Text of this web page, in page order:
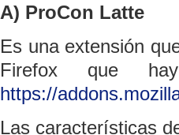
A) ProCon Latte
Es una extensión
Firefox que
https://
Las características